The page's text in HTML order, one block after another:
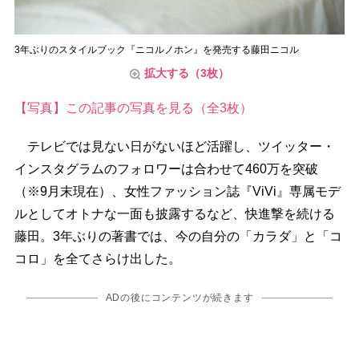
3年ぶりのスタイルブック『ニコルノホン』を発売する藤田ニコル
拡大する（3枚）
【写真】この記事の写真を見る（全3枚）
テレビでは見ない日がないほど活躍し、ツイッター・
インスタグラムのフォロワーは合わせて460万を突破
（※9月末現在）、女性ファッション誌『ViVi』専属モデ
ルとしてオトナな一面も披露するなど、快進撃を続ける
藤田。3年ぶりの著書では、今の自分の「カラダ」と「コ
コロ」を全てさらけ出した。
ADの後にコンテンツが続きます